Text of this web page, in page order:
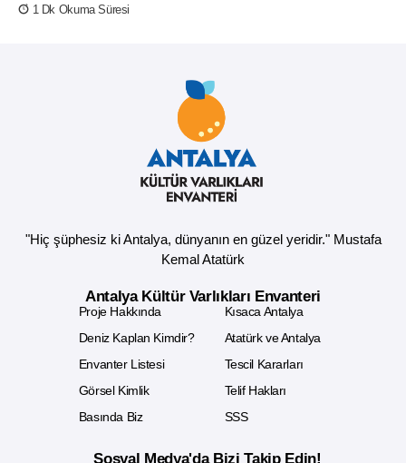
1 Dk Okuma Süresi
"Hiç şüphesiz ki Antalya, dünyanın en güzel yeridir." Mustafa
Kemal Atatürk
Antalya Kültür Varlıkları Envanteri
Proje Hakkında
Kısaca Antalya
Deniz Kaplan Kimdir?
Atatürk ve Antalya
Envanter Listesi
Tescil Kararları
Görsel Kimlik
Telif Hakları
Basında Biz
SSS
Sosyal Medya'da Bizi Takip Edin!